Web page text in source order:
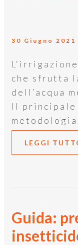
30 Giugno 2021
che sfrutta
dell’acqua
Il principale
LEGGI
Guida: